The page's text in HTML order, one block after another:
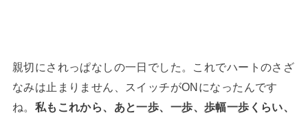
親切にされっぱなしの一日でした。これでハートのさざ
なみは止まりません、スイッチがONになったんです
ね。 私もこれから、あと一歩、一歩、歩幅一歩くらい、